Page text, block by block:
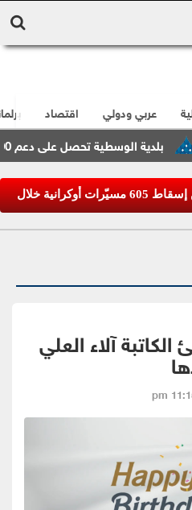
عربي ودولي اقتصاد
بلدية الوسطية تحصل على دعم 500 ألف دينار لمشاريع التعبيد وتصريف مياه الأمطار
عاجل| وزارة الدفاع الروسية تعلن إسقاط 605 مسيّرات أوكرانية خلال
آلاء العلي